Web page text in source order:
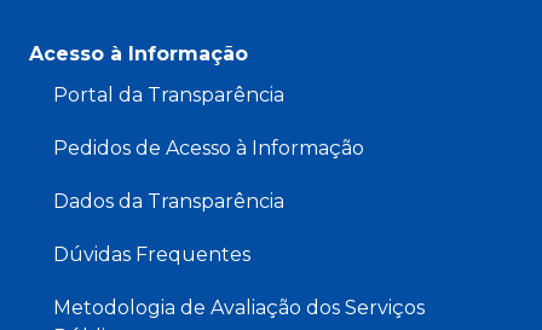
Acesso à Informação
Portal da Transparência
Pedidos de Acesso à Informação
Dados da Transparência
Dúvidas Frequentes
Metodologia de Avaliação dos Serviços